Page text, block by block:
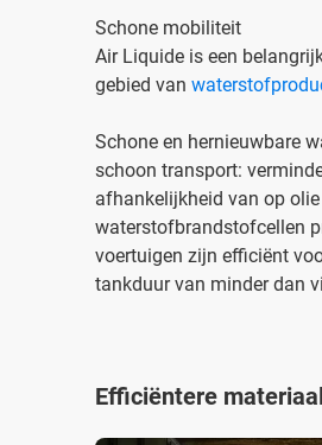
Schone mobiliteit
Air Liquide is een
gebied van
Schone en hernieuwbare
schoon transport:
afhankelijkheid van op
waterstofbrandstofcellen
voertuigen zijn efficiënt
tankduur van minder dan
Efficiëntere